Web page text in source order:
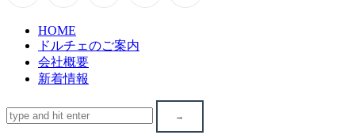
ン
ド
ル
チ
HOME
ドルチェのご案内
会社概要
新着情報